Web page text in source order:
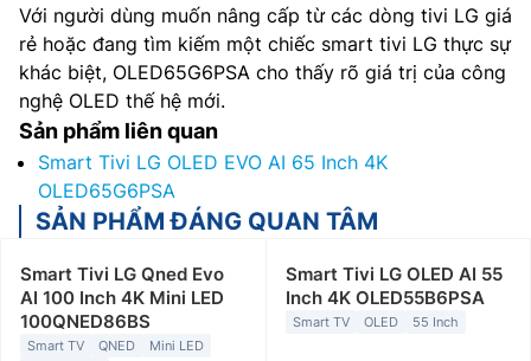
Với người dùng muốn nâng cấp từ các dòng tivi LG giá
rẻ hoặc đang tìm kiếm một chiếc smart tivi LG thực sự
khác biệt, OLED65G6PSA cho thấy rõ giá trị của công
nghệ OLED thế hệ mới.
Sản phẩm liên quan
Smart Tivi LG OLED EVO AI 65 Inch 4K
OLED65G6PSA
SẢN PHẨM ĐÁNG QUAN TÂM
Smart Tivi LG Qned Evo
AI 100 Inch 4K Mini LED
100QNED86BS
Smart TV QNED
Mini LED
Smart Tivi LG OLED AI 55
Inch 4K OLED55B6PSA
Smart TV OLED 55 Inch